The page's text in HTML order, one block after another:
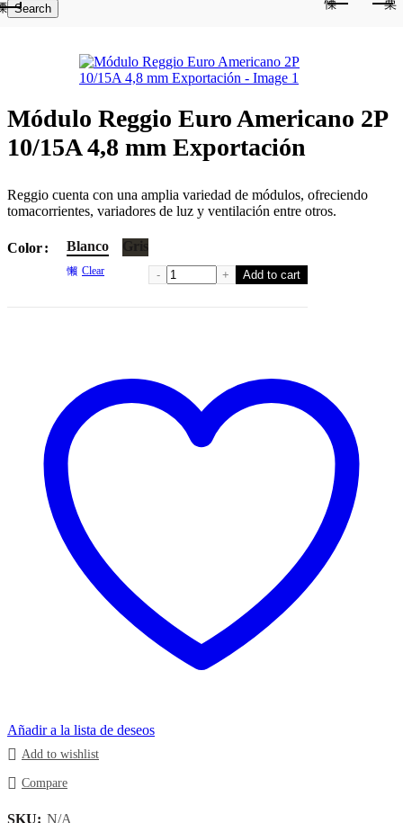
Search
Módulo Reggio Euro Americano 2P
10/15A 4,8 mm Exportación
Reggio cuenta con una amplia variedad de módulos, ofreciendo
tomacorrientes, variadores de luz y ventilación entre otros.
Color Blanco Gris
Clear Módulo Reggio Euro Americano
Add to cart
Añadir a la lista de deseos
Add to wishlist
Compare
SKU: N/A